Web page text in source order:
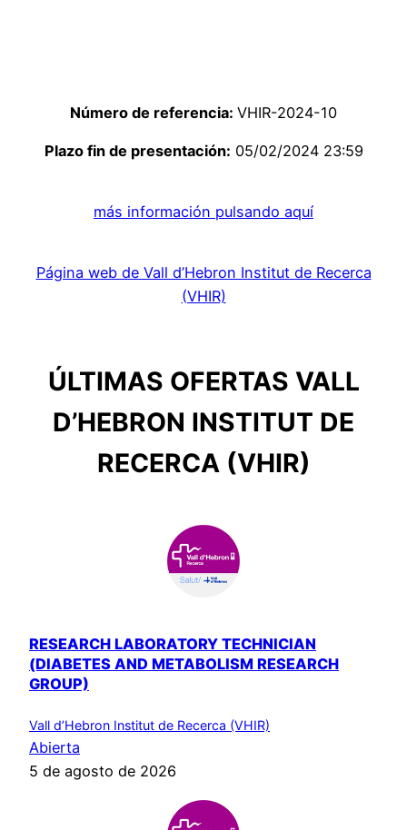
Número de referencia: VHIR-2024-10
Plazo fin de presentación: 05/02/2024 23:59
más información pulsando aquí
Página web de Vall d’Hebron Institut de Recerca
(VHIR)
ÚLTIMAS OFERTAS VALL
D’HEBRON INSTITUT DE
RECERCA (VHIR)
RESEARCH LABORATORY TECHNICIAN
(DIABETES AND METABOLISM RESEARCH
GROUP)
Vall d’Hebron Institut de Recerca (VHIR)
Abierta
5 de agosto de 2026